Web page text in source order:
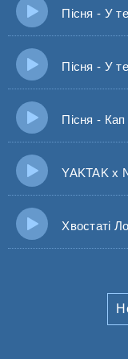
Пісня - У
Пісня - У
Пісня - Кап
YAKTAK x NICHKA -
Хвостаті